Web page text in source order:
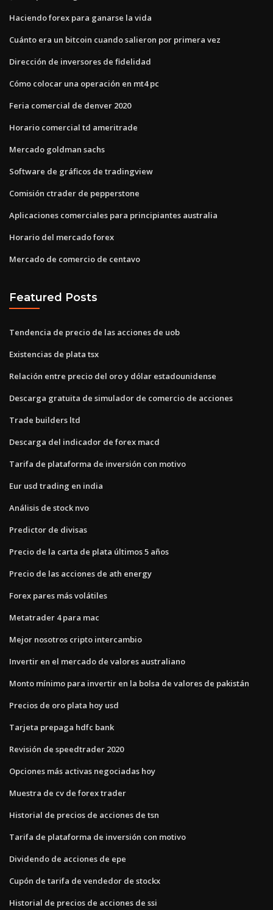
Haciendo forex para ganarse la vida
Cuánto era un bitcoin cuando salieron por primera vez
Dirección de inversores de fidelidad
Cómo colocar una operación en mt4 pc
Feria comercial de denver 2020
Horario comercial td ameritrade
Mercado goldman sachs
Software de gráficos de tradingview
Comisión ctrader de pepperstone
Aplicaciones comerciales para principiantes australia
Horario del mercado forex
Mercado de comercio de centavo
Featured Posts
Tendencia de precio de las acciones de uob
Existencias de plata tsx
Relación entre precio del oro y dólar estadounidense
Descarga gratuita de simulador de comercio de acciones
Trade builders ltd
Descarga del indicador de forex macd
Tarifa de plataforma de inversión con motivo
Eur usd trading en india
Análisis de stock nvo
Predictor de divisas
Precio de la carta de plata últimos 5 años
Precio de las acciones de ath energy
Forex pares más volátiles
Metatrader 4 para mac
Mejor nosotros cripto intercambio
Invertir en el mercado de valores australiano
Monto mínimo para invertir en la bolsa de valores de pakistán
Precios de oro plata hoy usd
Tarjeta prepaga hdfc bank
Revisión de speedtrader 2020
Opciones más activas negociadas hoy
Muestra de cv de forex trader
Historial de precios de acciones de tsn
Tarifa de plataforma de inversión con motivo
Dividendo de acciones de epe
Cupón de tarifa de vendedor de stockx
Historial de precios de acciones de ssi